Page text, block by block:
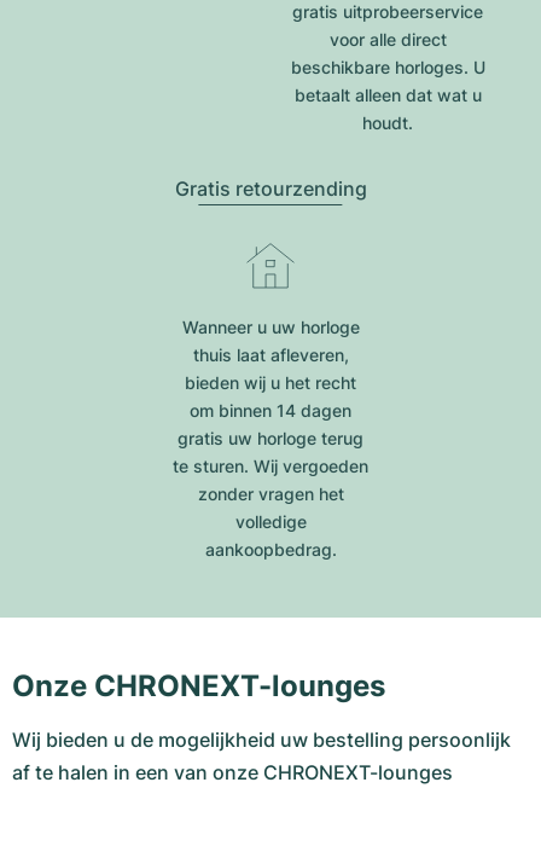
gratis uitprobeerservice
voor alle direct
beschikbare horloges. U
betaalt alleen dat wat u
houdt.
Gratis retourzending
Wanneer u uw horloge
thuis laat afleveren,
bieden wij u het recht
om binnen 14 dagen
gratis uw horloge terug
te sturen. Wij vergoeden
zonder vragen het
volledige
aankoopbedrag.
Onze CHRONEXT-lounges
Wij bieden u de mogelijkheid uw bestelling persoonlijk
af te halen in een van onze CHRONEXT-lounges